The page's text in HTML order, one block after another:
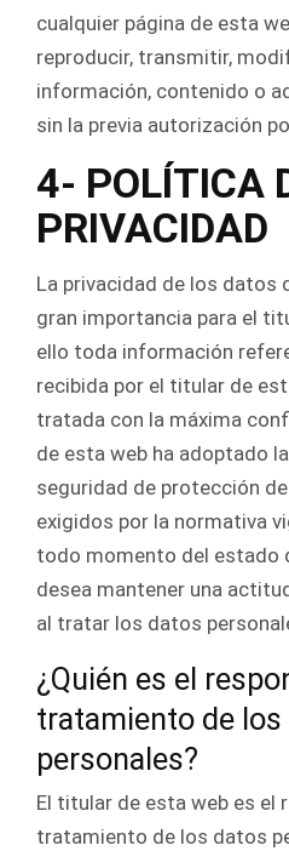
cualquier página de esta
reproducir, transmitir,
información, contenido o
sin la previa autorización
4- POLÍTICA
PRIVACIDAD
La privacidad de los datos
gran importancia para el
ello toda información
recibida por el titular de
tratada con la máxima
de esta web ha adoptado
seguridad de protección
exigidos por la normativa
todo momento del estado
desea mantener una
al tratar los datos
¿Quién es el
tratamiento de los
personales?
El titular de esta web es el
tratamiento de los datos